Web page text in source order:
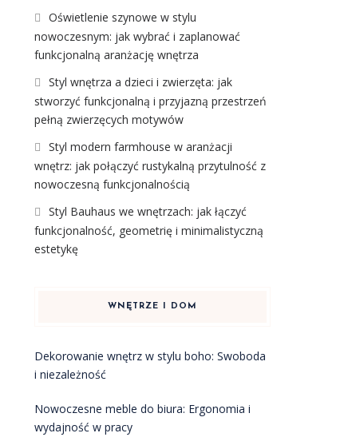
Oświetlenie szynowe w stylu
nowoczesnym: jak wybrać i zaplanować
funkcjonalną aranżację wnętrza
Styl wnętrza a dzieci i zwierzęta: jak
stworzyć funkcjonalną i przyjazną przestrzeń
pełną zwierzęcych motywów
Styl modern farmhouse w aranżacji
wnętrz: jak połączyć rustykalną przytulność z
nowoczesną funkcjonalnością
Styl Bauhaus we wnętrzach: jak łączyć
funkcjonalność, geometrię i minimalistyczną
estetykę
WNĘTRZE I DOM
Dekorowanie wnętrz w stylu boho: Swoboda
i niezależność
Nowoczesne meble do biura: Ergonomia i
wydajność w pracy